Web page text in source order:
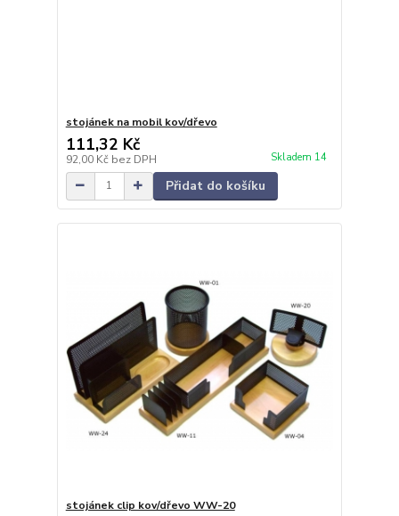
stojánek na mobil kov/dřevo
111,32 Kč
92,00 Kč bez DPH Skladem 14
Přidat do košíku
stojánek clip kov/dřevo WW-20